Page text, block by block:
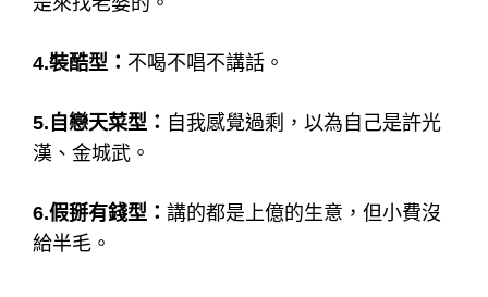
4.裝酷型： 不喝不唱不講話。
5.自戀天菜型： 自我感覺過剩，以為自己是許光
漢、金城武。
6.假掰有錢型： 講的都是上億的生意，但小費沒
給半毛。